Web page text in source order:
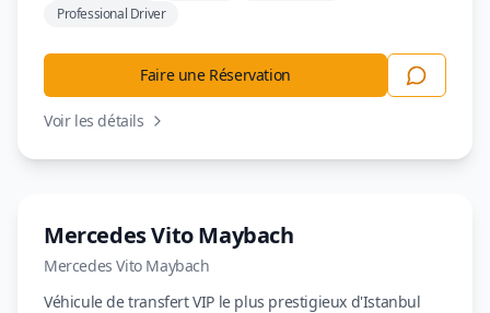
Professional Driver
Faire une Réservation
Voir les détails
Mercedes Vito Maybach
Mercedes Vito Maybach
Véhicule de transfert VIP le plus prestigieux d'Istanbul